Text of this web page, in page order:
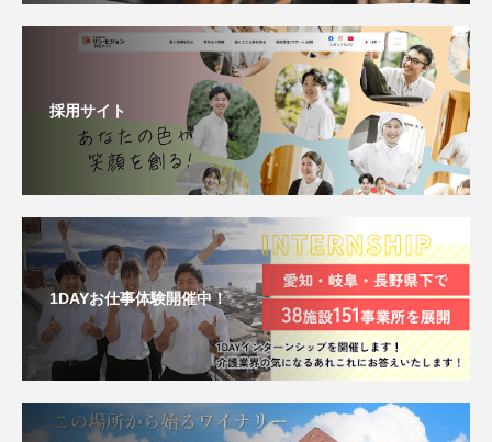
採用サイト
1DAYお仕事体験開催中！